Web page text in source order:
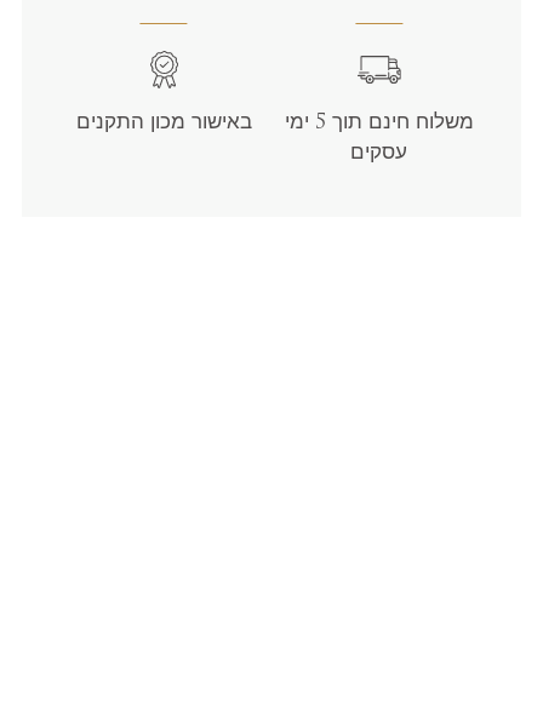
משלוח חינם תוך 5 ימי
עסקים
באישור מכון התקנים